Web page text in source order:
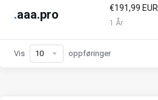
.aaa.pro €191,99 EUR
1 År
Vis oppføringer